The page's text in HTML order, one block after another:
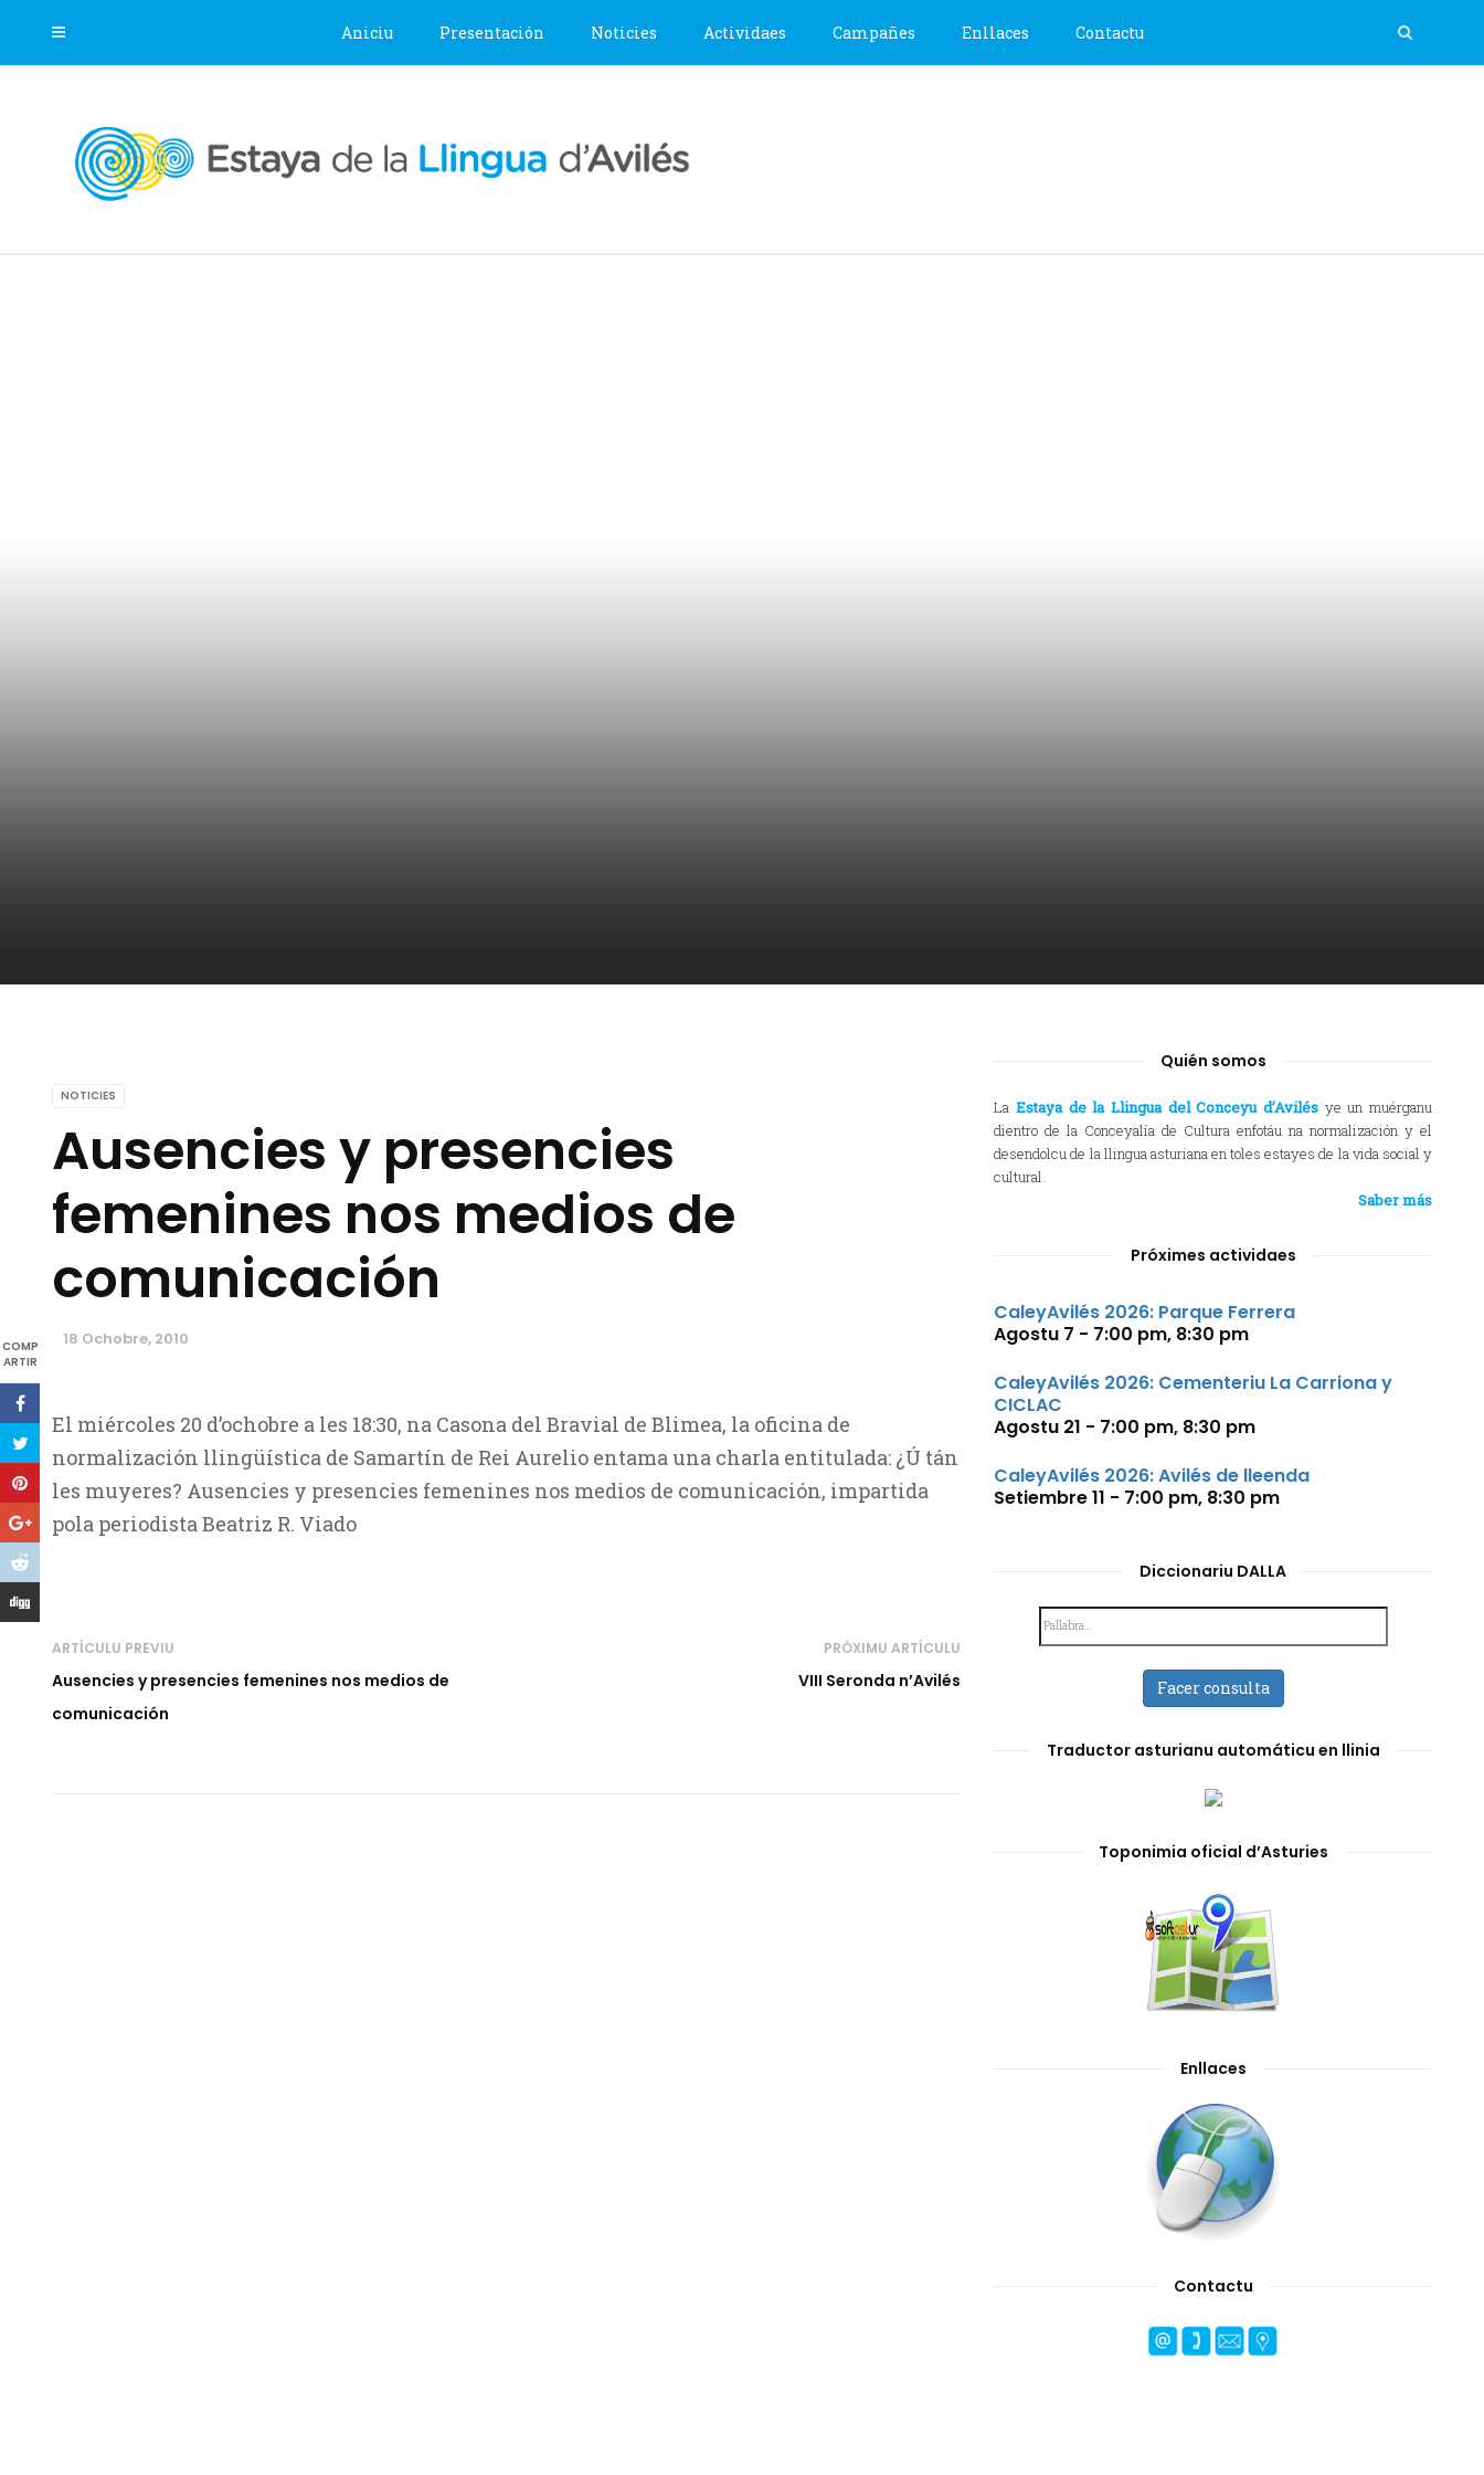
Aniciu Presentación Noticies Actividaes Campañes Enllaces Contactu
NOTICIES
Ausencies y presencies
femenines nos medios de
comunicación
18 Ochobre, 2010
COMP
ARTIR
El miércoles 20 d’ochobre a les 18:30, na Casona del Bravial de Blimea, la oficina de
normalización llingüística de Samartín de Rei Aurelio entama una charla entitulada: ¿Ú tán
les muyeres? Ausencies y presencies femenines nos medios de comunicación, impartida
pola periodista Beatriz R. Viado
ARTÍCULU PREVIU
Ausencies y presencies femenines nos medios de
comunicación
PRÓXIMU ARTÍCULU
VIII Seronda n’Avilés
Quién somos
La Estaya de la Llingua del Conceyu d’Avilés ye un muérganu
dientro de la Conceyalía de Cultura enfotáu na normalización y el
desendolcu de la llingua asturiana en toles estayes de la vida social y
cultural.
Saber más
Próximes actividaes
CaleyAvilés 2026: Parque Ferrera
Agostu 7 - 7:00 pm, 8:30 pm
CaleyAvilés 2026: Cementeriu La Carriona y
CICLAC
Agostu 21 - 7:00 pm, 8:30 pm
CaleyAvilés 2026: Avilés de lleenda
Setiembre 11 - 7:00 pm, 8:30 pm
Diccionariu DALLA
Facer consulta
Traductor asturianu automáticu en llinia
Toponimia oficial d’Asturies
Enllaces
Contactu